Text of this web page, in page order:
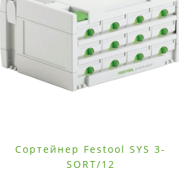
Сортейнер Festool SYS 3-
SORT/12